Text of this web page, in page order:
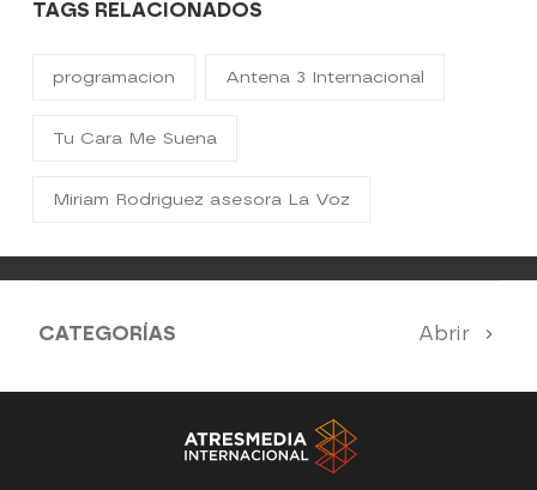
TAGS RELACIONADOS
programacion Antena 3 Internacional
Tu Cara Me Suena
Miriam Rodriguez asesora La Voz
CATEGORÍAS Abrir
Antena 3 Noticias El Hormiguero
Tu cara me suena Pasapalabra